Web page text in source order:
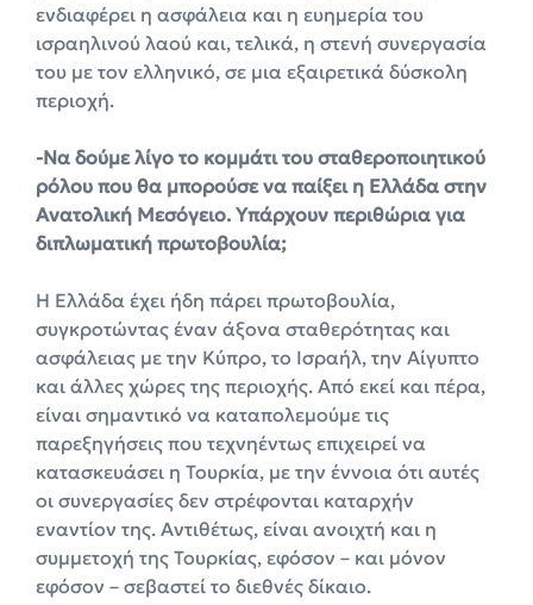
ενδιαφέρει η ασφάλεια και η ευημερία του
ισραηλινού λαού και, τελικά, η στενή συνεργασία
του με τον ελληνικό, σε μια εξαιρετικά δύσκολη
περιοχή.
-Να δούμε λίγο το κομμάτι του σταθεροποιητικού
ρόλου που θα μπορούσε να παίξει η Ελλάδα στην
Ανατολική Μεσόγειο. Υπάρχουν περιθώρια για
διπλωματική πρωτοβουλία;
Η Ελλάδα έχει ήδη πάρει πρωτοβουλία,
συγκροτώντας έναν άξονα σταθερότητας και
ασφάλειας με την Κύπρο, το Ισραήλ, την Αίγυπτο
και άλλες χώρες της περιοχής. Από εκεί και πέρα,
είναι σημαντικό να καταπολεμούμε τις
παρεξηγήσεις που τεχνηέντως επιχειρεί να
κατασκευάσει η Τουρκία, με την έννοια ότι αυτές
οι συνεργασίες δεν στρέφονται καταρχήν
εναντίον της. Αντιθέτως, είναι ανοιχτή και η
συμμετοχή της Τουρκίας, εφόσον – και μόνον
εφόσον – σεβαστεί το διεθνές δίκαιο.